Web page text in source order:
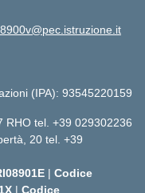
(IPA): 93545220159
RHO tel. +39 029302236
20 tel. +39
| Codice
| Codice